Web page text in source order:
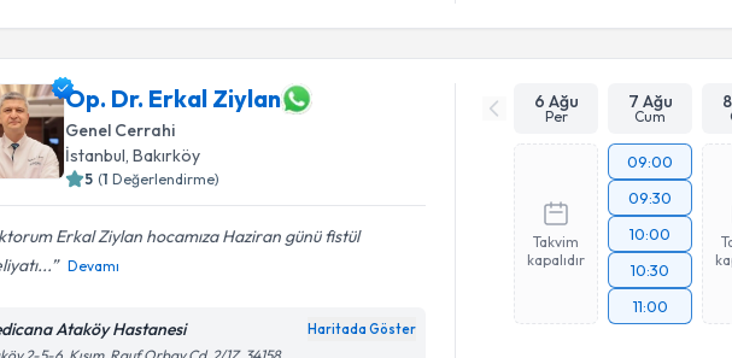
Op. Dr. Erkal Ziylan
Genel Cerrahi
İstanbul , Bakırköy
5 (1 Değerlendirme)
Erkal Ziylan hocamıza Haziran günü fistül
Devamı
Ataköy Hastanesi Haritada Göster
2-5-6. Kısım, Rauf Orbay Cd. 2/1Z, 34158
6 Ağu
Per
7 Ağu
Cum
Takvim
kapalıdır
09:00
09:30
10:00
10:30
11:00